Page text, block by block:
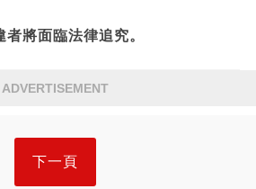
將面臨法律追究。
ADVERTISEMENT
下一頁